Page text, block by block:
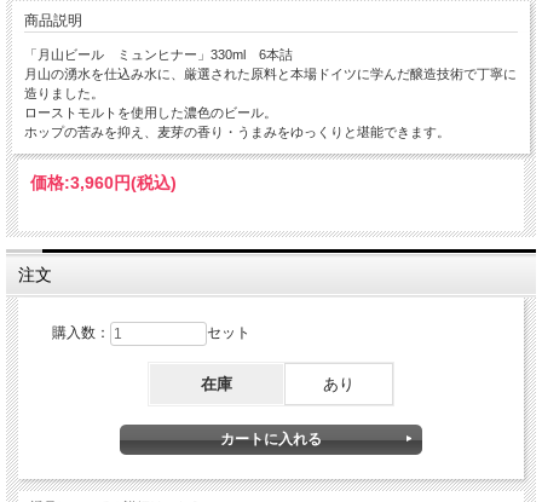
商品説明
「月山ビール ミュンヒナー」330ml 6本詰
月山の湧水を仕込み水に、厳選された原料と本場ドイツに学んだ醸造技術で丁寧に
造りました。
ローストモルトを使用した濃色のビール。
ホップの苦みを抑え、麦芽の香り・うまみをゆっくりと堪能できます。
価格:3,960円(税込)
注文
購入数： セット
在庫 あり